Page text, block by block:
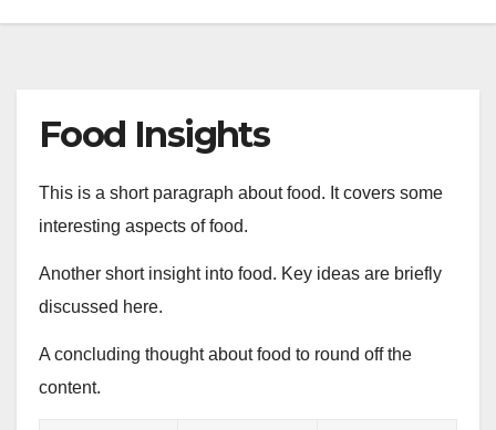
Food Insights
This is a short paragraph about food. It covers some
interesting aspects of food.
Another short insight into food. Key ideas are briefly
discussed here.
A concluding thought about food to round off the
content.